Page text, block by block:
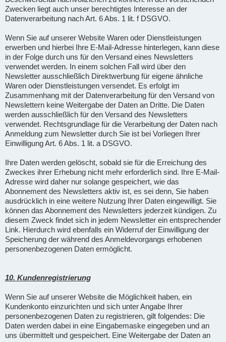
Zwecken liegt auch unser berechtigtes Interesse an der
Datenverarbeitung nach Art. 6 Abs. 1 lit. f DSGVO.
Wenn Sie auf unserer Website Waren oder Dienstleistungen
erwerben und hierbei Ihre E-Mail-Adresse hinterlegen, kann diese
in der Folge durch uns für den Versand eines Newsletters
verwendet werden. In einem solchen Fall wird über den
Newsletter ausschließlich Direktwerbung für eigene ähnliche
Waren oder Dienstleistungen versendet. Es erfolgt im
Zusammenhang mit der Datenverarbeitung für den Versand von
Newslettern keine Weitergabe der Daten an Dritte. Die Daten
werden ausschließlich für den Versand des Newsletters
verwendet. Rechtsgrundlage für die Verarbeitung der Daten nach
Anmeldung zum Newsletter durch Sie ist bei Vorliegen Ihrer
Einwilligung Art. 6 Abs. 1 lit. a DSGVO.
Ihre Daten werden gelöscht, sobald sie für die Erreichung des
Zweckes ihrer Erhebung nicht mehr erforderlich sind. Ihre E-Mail-
Adresse wird daher nur solange gespeichert, wie das
Abonnement des Newsletters aktiv ist, es sei denn, Sie haben
ausdrücklich in eine weitere Nutzung Ihrer Daten eingewilligt. Sie
können das Abonnement des Newsletters jederzeit kündigen. Zu
diesem Zweck findet sich in jedem Newsletter ein entsprechender
Link. Hierdurch wird ebenfalls ein Widerruf der Einwilligung der
Speicherung der während des Anmeldevorgangs erhobenen
personenbezogenen Daten ermöglicht.
10. Kundenregistrierung
Wenn Sie auf unserer Website die Möglichkeit haben, ein
Kundenkonto einzurichten und sich unter Angabe Ihrer
personenbezogenen Daten zu registrieren, gilt folgendes: Die
Daten werden dabei in eine Eingabemaske eingegeben und an
uns übermittelt und gespeichert. Eine Weitergabe der Daten an